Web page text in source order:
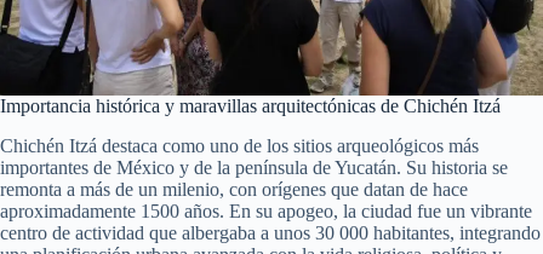
Importancia histórica y maravillas arquitectónicas de Chichén Itzá
Chichén Itzá destaca como uno de los sitios arqueológicos más
importantes de México y de la península de Yucatán. Su historia se
remonta a más de un milenio, con orígenes que datan de hace
aproximadamente 1500 años. En su apogeo, la ciudad fue un vibrante
centro de actividad que albergaba a unos 30 000 habitantes, integrando